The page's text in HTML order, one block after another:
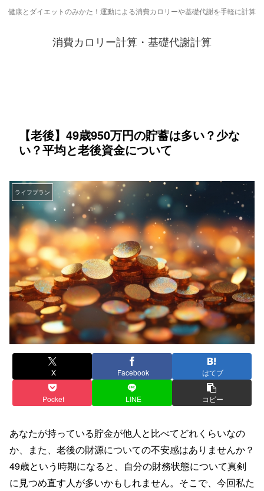
健康とダイエットのみかた！運動による消費カロリーや基礎代謝を手軽に計算
消費カロリー計算・基礎代謝計算
【老後】49歳950万円の貯蓄は多い？少な
い？平均と老後資金について
ライフプラン
X Facebook はてブ
Pocket LINE コピー
あなたが持っている貯金が他人と比べてどれくらいなの
か、また、老後の財源についての不安感はありませんか？
49歳という時期になると、自分の財務状態について真剣
に見つめ直す人が多いかもしれません。そこで、今回私た